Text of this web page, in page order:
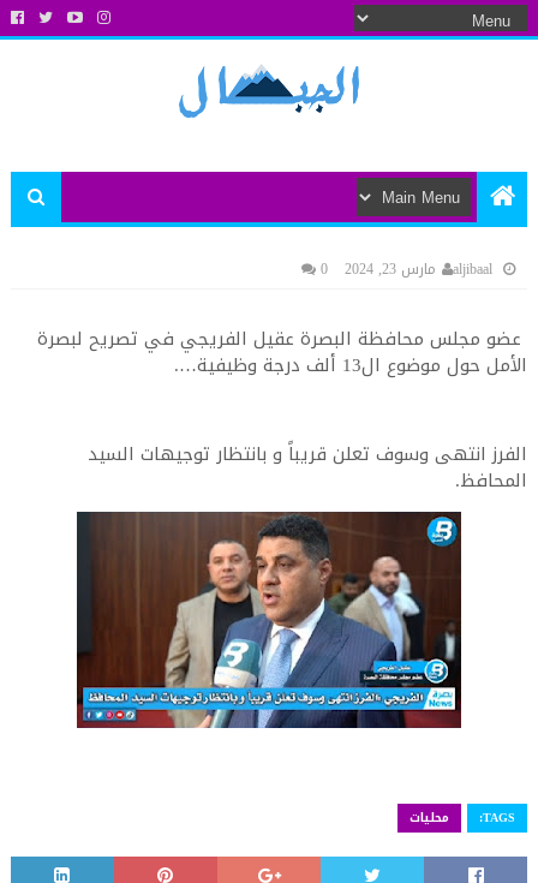
aljibaal مارس 23, 2024 0
عضو مجلس محافظة البصرة عقيل الفريجي في تصريح لبصرة
الأمل حول موضوع ال13 ألف درجة وظيفية….
الفرز انتهى وسوف تعلن قريباً و بانتظار توجيهات السيد
المحافظ.
TAGS: محليات